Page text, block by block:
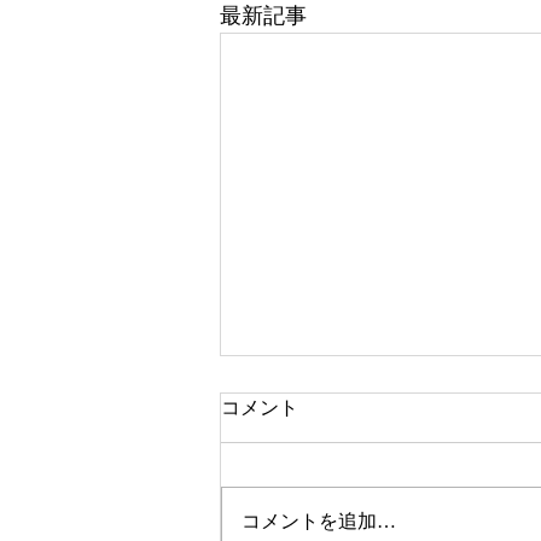
最新記事
「眠い朝ね」
コメント
コメントを追加…